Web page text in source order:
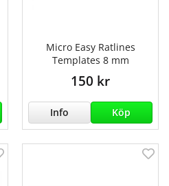
Micro Easy Ratlines
Templates 8 mm
150 kr
Info Köp